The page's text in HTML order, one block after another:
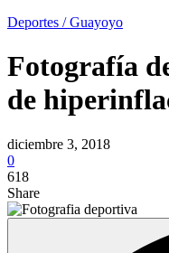
Deportes / Guayoyo
Fotografía
de
diciembre 3, 2018
0
618
Share